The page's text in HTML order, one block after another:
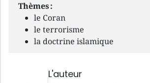
Thèmes :
le Coran
le terrorisme
la doctrine islamique
L'auteur